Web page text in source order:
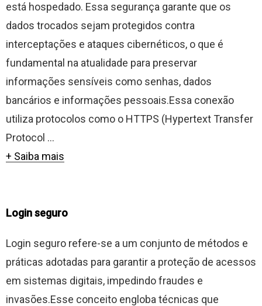
está hospedado. Essa segurança garante que os
dados trocados sejam protegidos contra
interceptações e ataques cibernéticos, o que é
fundamental na atualidade para preservar
informações sensíveis como senhas, dados
bancários e informações pessoais.Essa conexão
utiliza protocolos como o HTTPS (Hypertext Transfer
Protocol ...
+ Saiba mais
Login seguro
Login seguro refere-se a um conjunto de métodos e
práticas adotadas para garantir a proteção de acessos
em sistemas digitais, impedindo fraudes e
invasões.Esse conceito engloba técnicas que